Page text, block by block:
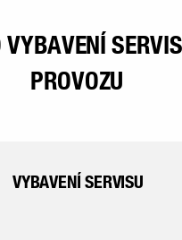
VYBAVENÍ
PROVOZU
VYBAVENÍ SERVISU